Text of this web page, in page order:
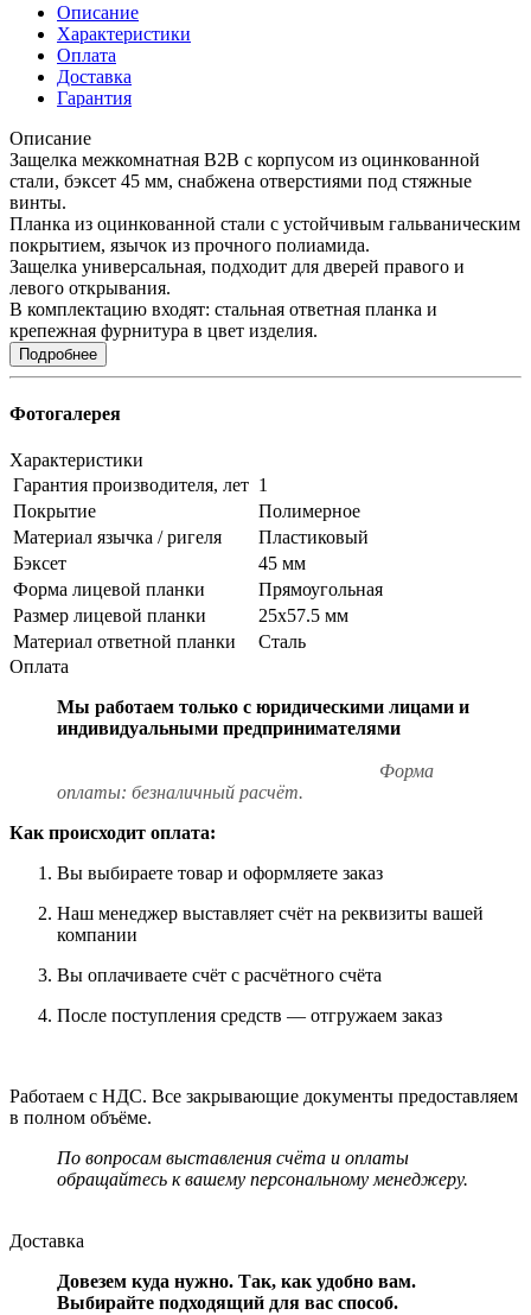
Описание
Характеристики
Оплата
Доставка
Гарантия
Описание
Защелка межкомнатная B2B с корпусом из оцинкованной
стали, бэксет 45 мм, снабжена отверстиями под стяжные
винты.
Планка из оцинкованной стали с устойчивым гальваническим
покрытием, язычок из прочного полиамида.
Защелка универсальная, подходит для дверей правого и
левого открывания.
В комплектацию входят: стальная ответная планка и
крепежная фурнитура в цвет изделия.
Подробнее
Фотогалерея
Характеристики
Гарантия производителя, лет 1
Покрытие
Полимерное
Материал язычка / ригеля
Пластиковый
Бэксет
45 мм
Форма лицевой планки
Прямоугольная
Размер лицевой планки
25x57.5 мм
Материал ответной планки
Сталь
Оплата
Мы работаем только с юридическими лицами и
индивидуальными предпринимателями
Форма
оплаты: безналичный расчёт.
Как происходит оплата:
Вы выбираете товар и оформляете заказ
Наш менеджер выставляет счёт на реквизиты вашей
компании
Вы оплачиваете счёт с расчётного счёта
После поступления средств — отгружаем заказ
Работаем с НДС. Все закрывающие документы предоставляем
в полном объёме.
По вопросам выставления счёта и оплаты
обращайтесь к вашему персональному менеджеру.
Доставка
Довезем куда нужно. Так, как удобно вам.
Выбирайте подходящий для вас способ.